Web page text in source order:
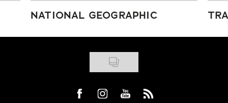
NATIONAL GEOGRAPHIC
Visit us on Facebook
Visit us on Instagram
Visit us on Youtube
Visit us on Rss